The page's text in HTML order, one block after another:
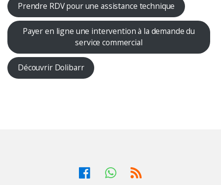
Prendre RDV pour une assistance technique
Payer en ligne une intervention à la demande du
service commercial
Découvrir Dolibarr